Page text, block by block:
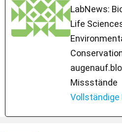
LabNews:
Life
Missstände
Vollständige